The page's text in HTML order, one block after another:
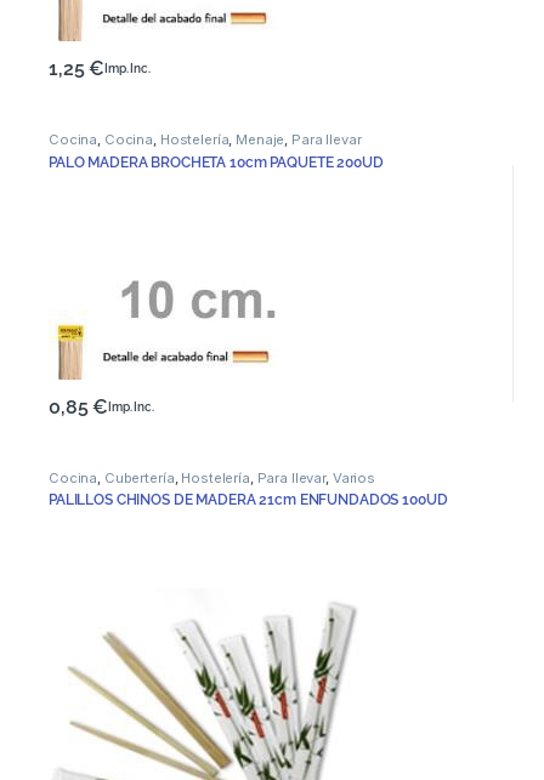
1,25€ Imp. Inc.
Cocina Cocina Hostelería Menaje Para llevar
PALO MADERA BROCHETA 10cm PAQUETE 200UD
0,85€ Imp. Inc.
Cocina Cubertería Hostelería Para llevar, Varios
PALILLOS CHINOS DE MADERA 21cm ENFUNDADOS 100UD